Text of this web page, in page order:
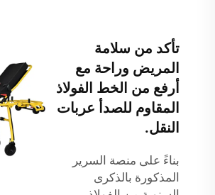
تأكد من سلامة
المريض وراحة مع
أرفع من الخط الفولاذ
المقاوم للصدأ عربات
النقل.
بناءً على منصة السرير
المذكورة بالذكرى